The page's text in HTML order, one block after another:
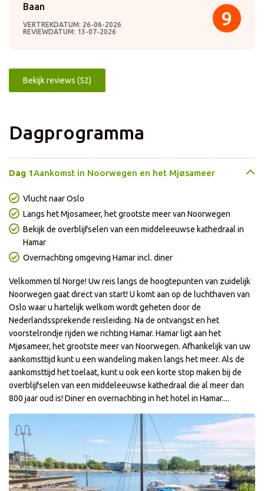
9
Baan
VERTREKDATUM: 26-06-2026
REVIEWDATUM: 13-07-2026
Bekijk reviews (52)
Dagprogramma
Dag 1Aankomst in Noorwegen en het Mjøsameer
Vlucht naar Oslo
Langs het Mjosameer, het grootste meer van Noorwegen
Bekijk de overblijfselen van een middeleeuwse kathedraal in
Hamar
Overnachting omgeving Hamar incl. diner
Velkommen til Norge! Uw reis langs de hoogtepunten van zuidelijk
Noorwegen gaat direct van start! U komt aan op de luchthaven van
Oslo waar u hartelijk welkom wordt geheten door de
Nederlandssprekende reisleiding. Na de ontvangst en het
voorstelrondje rijden we richting Hamar. Hamar ligt aan het
Mjøsameer, het grootste meer van Noorwegen. Afhankelijk van uw
aankomsttijd kunt u een wandeling maken langs het meer. Als de
aankomsttijd het toelaat, kunt u ook een korte stop maken bij de
overblijfselen van een middeleeuwse kathedraal die al meer dan
800 jaar oud is! Diner en overnachting in het hotel in Hamar....